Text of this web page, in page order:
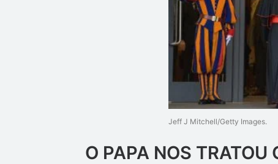
Jeff J Mitchell/Getty Images.
O PAPA NOS